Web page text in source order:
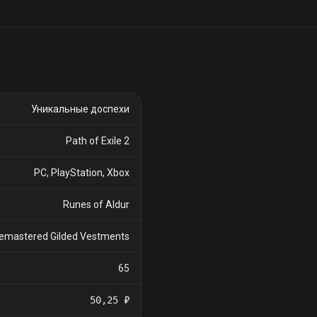
Уникальные доспехи
Path of Exile 2
PC, PlayStation, Xbox
Runes of Aldur
Gilded Vestments
65
50,25 ₽